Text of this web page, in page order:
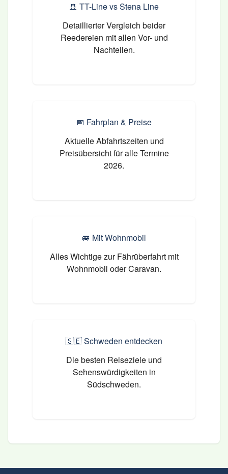
🚢 TT-Line vs Stena Line
Detaillierter Vergleich beider
Reedereien mit allen Vor- und
Nachteilen.
📅 Fahrplan & Preise
Aktuelle Abfahrtszeiten und
Preisübersicht für alle Termine
2026.
🚐 Mit Wohnmobil
Alles Wichtige zur Fährüberfahrt mit
Wohnmobil oder Caravan.
🇸🇪Schweden entdecken
Die besten Reiseziele und
Sehenswürdigkeiten in
Südschweden.